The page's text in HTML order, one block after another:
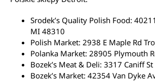
Srodek’s Quality Polish Food:
MI 48310
Polish Market: 2938 E Maple Rd
Polanka Market: 28905 Plymouth
Bozek’s Meat & Deli: 3317 Caniff
Bozek’s Market: 42354 Van Dyke